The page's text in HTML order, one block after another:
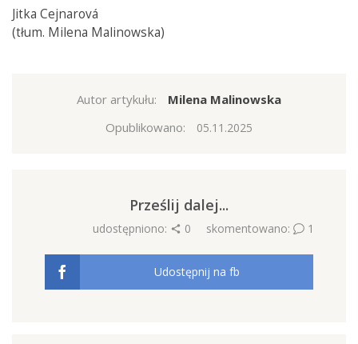
Jitka Cejnarová
(tłum. Milena Malinowska)
Autor artykułu:
Milena Malinowska
Opublikowano:
05.11.2025
Prześlij dalej...
udostępniono: 0 skomentowano: 1
Udostępnij na fb